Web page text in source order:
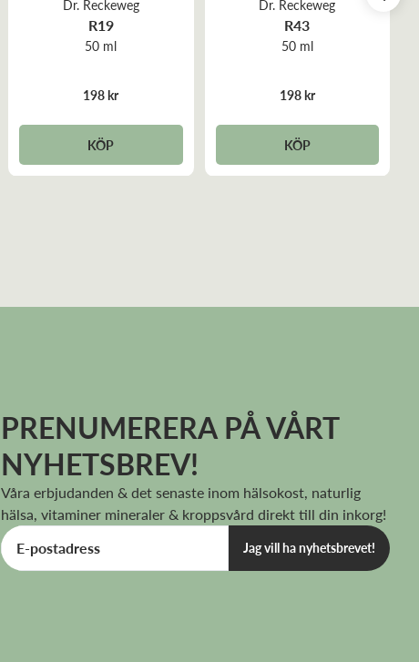
Dr. Reckeweg
R19
50 ml
198 kr
KÖP
Dr. Reckeweg
R43
50 ml
198 kr
KÖP
PRENUMERERA PÅ VÅRT
NYHETSBREV!
Våra erbjudanden & det senaste inom hälsokost, naturlig
hälsa, vitaminer mineraler & kroppsvård direkt till din inkorg!
Jag vill ha nyhetsbrevet!